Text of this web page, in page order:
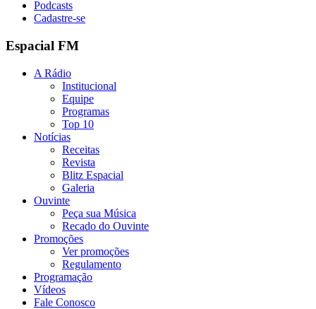
Podcasts
Cadastre-se
Espacial FM
A Rádio
Institucional
Equipe
Programas
Top 10
Notícias
Receitas
Revista
Blitz Espacial
Galeria
Ouvinte
Peça sua Música
Recado do Ouvinte
Promoções
Ver promoções
Regulamento
Programação
Vídeos
Fale Conosco